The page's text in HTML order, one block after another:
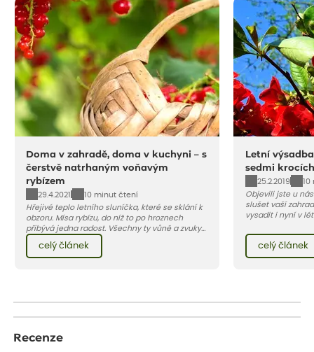
Doma v zahradě, doma v kuchyni – s
čerstvě natrhaným voňavým
rybízem
29.4.2021
10 minut čtení
Hřejivé teplo letního sluníčka, které se sklání k
obzoru. Mísa rybízu, do níž to po hroznech
přibývá jedna radost. Všechny ty vůně a zvuky
červencové zahrady. Sklizeň rybízu do kuchyně
vnese neuvěřitelný klid a radost. A taky trochu
bezstarostnosti dětství při mlsání babiččina
celý článek
Letní
sedmi krocích
25.2.2019
10
Objevili jste u
slušet vaší
vysadit i nyní v
celý rok – nyní
vody než na jaře
celý článek
Recenze